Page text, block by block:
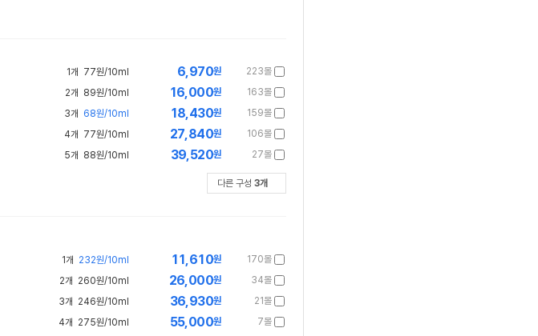
223몰
6,970원
1개
77원/10ml
163몰
16,000원
2개
89원/10ml
159몰
18,430원
3개
68원/10ml
106몰
27,840원
4개
77원/10ml
27몰
39,520원
5개 88원/10ml
다른 구성 3개
170몰
11,610원
1개
232원/10ml
34몰
26,000원
2개
260원/10ml
21몰
36,930원
3개
246원/10ml
7몰
55,000원
4개 275원/10ml